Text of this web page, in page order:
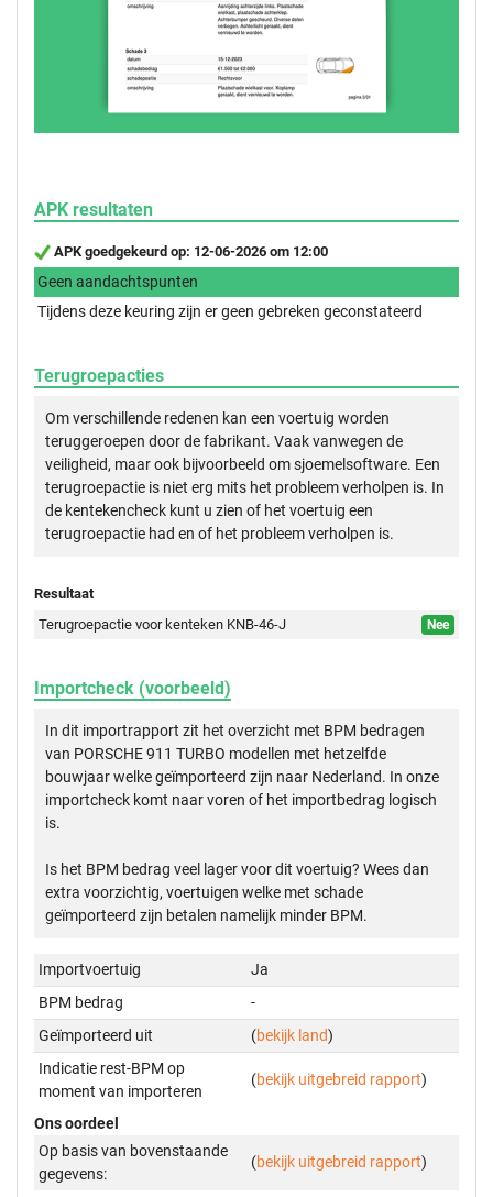
APK resultaten
APK goedgekeurd op: 12-06-2026 om 12:00
Geen aandachtspunten
Tijdens deze keuring zijn er geen gebreken geconstateerd
Terugroepacties
Om verschillende redenen kan een voertuig worden
teruggeroepen door de fabrikant. Vaak vanwegen de
veiligheid, maar ook bijvoorbeeld om sjoemelsoftware. Een
terugroepactie is niet erg mits het probleem verholpen is. In
de kentekencheck kunt u zien of het voertuig een
terugroepactie had en of het probleem verholpen is.
Resultaat
Terugroepactie voor kenteken KNB-46-J
Nee
Importcheck (voorbeeld)
In dit importrapport zit het overzicht met BPM bedragen
van PORSCHE 911 TURBO modellen met hetzelfde
bouwjaar welke geïmporteerd zijn naar Nederland. In onze
importcheck komt naar voren of het importbedrag logisch
is.
Is het BPM bedrag veel lager voor dit voertuig? Wees dan
extra voorzichtig, voertuigen welke met schade
geïmporteerd zijn betalen namelijk minder BPM.
Importvoertuig
Ja
BPM bedrag
-
Geïmporteerd uit
(bekijk land)
Indicatie rest-BPM op
moment van importeren
(bekijk uitgebreid rapport)
Ons oordeel
Op basis van bovenstaande
gegevens:
(bekijk uitgebreid rapport)